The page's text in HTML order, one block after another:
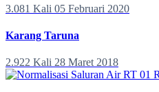
3.081 Kali 05 Februari 2020
Karang Taruna
2.922 Kali 28 Maret 2018